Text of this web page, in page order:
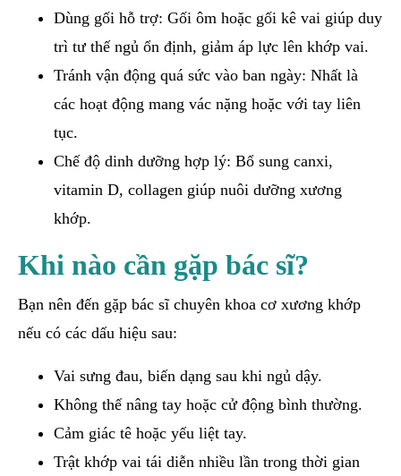
Dùng gối hỗ trợ: Gối ôm hoặc gối kê vai giúp duy
trì tư thế ngủ ổn định, giảm áp lực lên khớp vai.
Tránh vận động quá sức vào ban ngày: Nhất là
các hoạt động mang vác nặng hoặc với tay liên
tục.
Chế độ dinh dưỡng hợp lý: Bổ sung canxi,
vitamin D, collagen giúp nuôi dưỡng xương
khớp.
Khi nào cần gặp bác sĩ?
Bạn nên đến gặp bác sĩ chuyên khoa cơ xương khớp
nếu có các dấu hiệu sau:
Vai sưng đau, biến dạng sau khi ngủ dậy.
Không thể nâng tay hoặc cử động bình thường.
Cảm giác tê hoặc yếu liệt tay.
Trật khớp vai tái diễn nhiều lần trong thời gian